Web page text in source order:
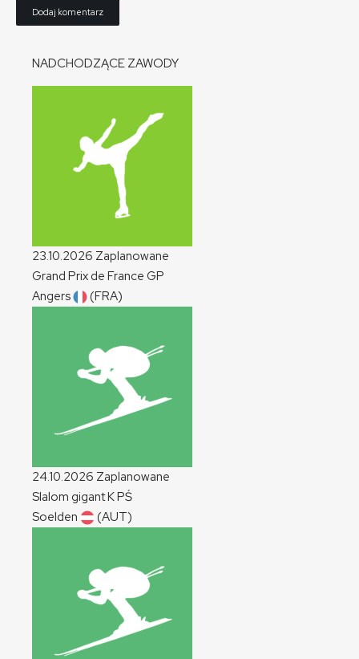
NADCHODZĄCE ZAWODY
23.10.2026 Zaplanowane
Grand Prix de France GP
Angers
(FRA)
24.10.2026 Zaplanowane
Slalom gigantKPŚ
Soelden
(AUT)